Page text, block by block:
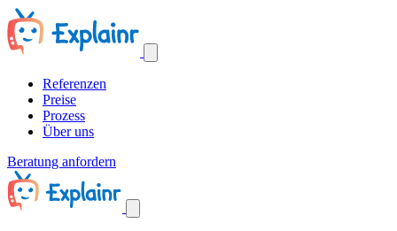
Referenzen
Preise
Prozess
Über uns
Beratung anfordern